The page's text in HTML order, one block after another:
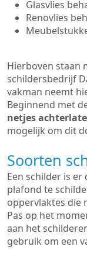
Glasvlies
Renovlies
Hierboven staan
schildersbedrijf
vakman neemt
Beginnend met
netjes
mogelijk om dit
Soorten
Een schilder is
plafond te
oppervlaktes die
Pas op het
aan het
gebruik om een